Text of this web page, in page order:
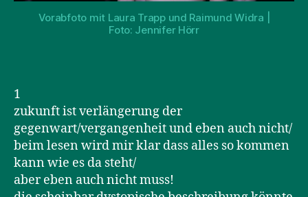
Vorabfoto mit Laura Trapp und Raimund Widra |
Foto: Jennifer Hörr
1
zukunft ist verlängerung der
gegenwart/vergangenheit und eben auch nicht/
beim lesen wird mir klar dass alles so kommen
kann wie es da steht/
aber eben auch nicht muss!